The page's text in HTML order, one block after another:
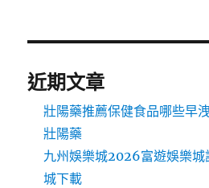
近期文章
壯陽藥推薦保健食品哪些早
壯陽藥
九州娛樂城2026富遊娛樂城
城下載